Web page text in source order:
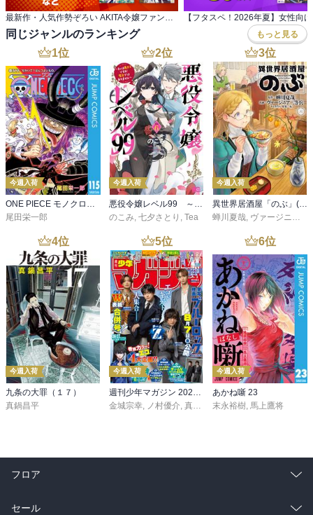
同じジャンルのランキング もっと見る
1位
今週入荷
ONE PIECE モノクロ版 115
尾田栄一郎
2位
今週入荷
悪役令嬢レベル99 ～私は裏ボスですが魔王ではありません～ その６
のこみ, 七夕さとり , Tea
3位
今週入荷
異世界居酒屋「のぶ」(22)
蝉川夏哉, ヴァージニア二等兵
4位
今週入荷
九条の大罪（１７）
真鍋昌平
5位
今週入荷
週刊少年マガジン 2026年36・37号[2026年8月5日発売]
金城宗幸, ノ村優介, 真島ヒロ ,宮島礼吏,新川直司
6位
今週入荷
あかね噺 23
末永裕樹, 馬上鷹将
フロア
総合
セール